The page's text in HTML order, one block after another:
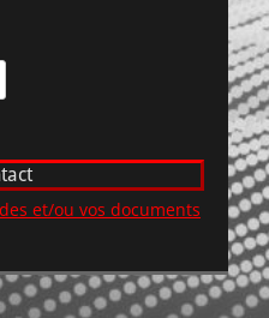
et/ou vos documents